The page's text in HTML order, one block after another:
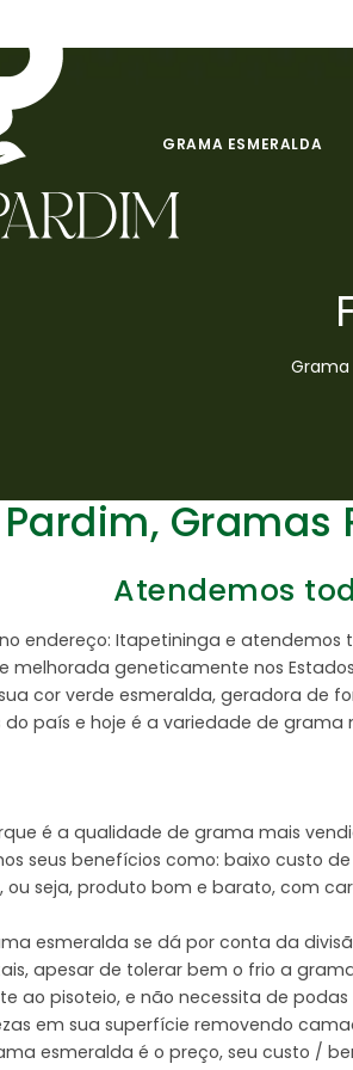
GRAMA ESMERALDA
Atendemos
endereço: Itapetininga e
melhorada geneticamente nos
cor verde esmeralda, geradora de
país e hoje é a variedade de grama
é a qualidade de grama mais
seus benefícios como: baixo custo
ou seja, produto bom e barato, com
esmeralda se dá por conta da
apesar de tolerar bem o frio a
ao pisoteio, e não necessita de
em sua superfície removendo
esmeralda é o preço, seu custo /